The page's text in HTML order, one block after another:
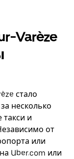
Varèze
стало
несколько
и
от
или
Uber.com или